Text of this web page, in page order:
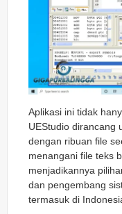
Aplikasi ini tidak
UEStudio dirancang
dengan ribuan file
menangani file teks
menjadikannya
dan pengembang
termasuk di